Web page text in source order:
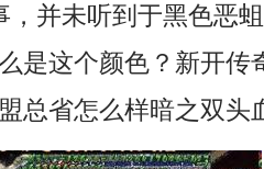
，并未听到于黑色恶
是这个颜色？新开传
总省怎么样暗之双头